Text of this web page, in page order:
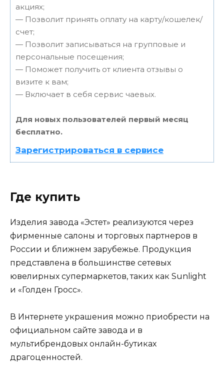
акциях;
— Позволит принять оплату на карту/кошелек/
счет;
— Позволит записываться на групповые и
персональные посещения;
— Поможет получить от клиента отзывы о
визите к вам;
— Включает в себя сервис чаевых.
Для новых пользователей первый месяц
бесплатно.
Зарегистрироваться в сервисе
Где купить
Изделия завода «Эстет» реализуются через
фирменные салоны и торговых партнеров в
России и ближнем зарубежье. Продукция
представлена в большинстве сетевых
ювелирных супермаркетов, таких как Sunlight
и «Голден Гросс».
В Интернете украшения можно приобрести на
официальном сайте завода и в
мультибрендовых онлайн-бутиках
драгоценностей.